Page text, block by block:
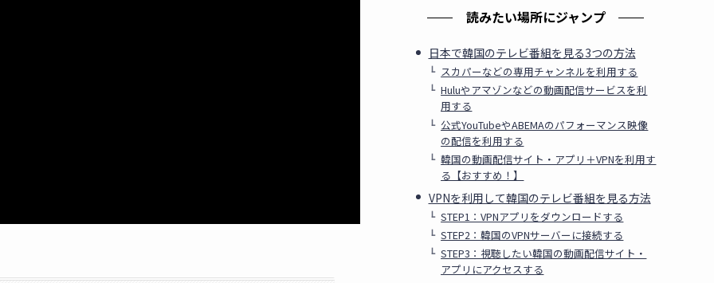
読みたい場所にジャンプ
日本で韓国のテレビ番組を見る3つの方法
スカパーなどの専用チャンネルを利用する
Huluやアマゾンなどの動画配信サービスを利
用する
公式YouTubeやABEMAのパフォーマンス映像
の配信を利用する
韓国の動画配信サイト・アプリ＋VPNを利用す
る【おすすめ！】
VPNを利用して韓国のテレビ番組を見る方法
STEP1：VPNアプリをダウンロードする
STEP2：韓国のVPNサーバーに接続する
STEP3：視聴したい韓国の動画配信サイト・
アプリにアクセスする